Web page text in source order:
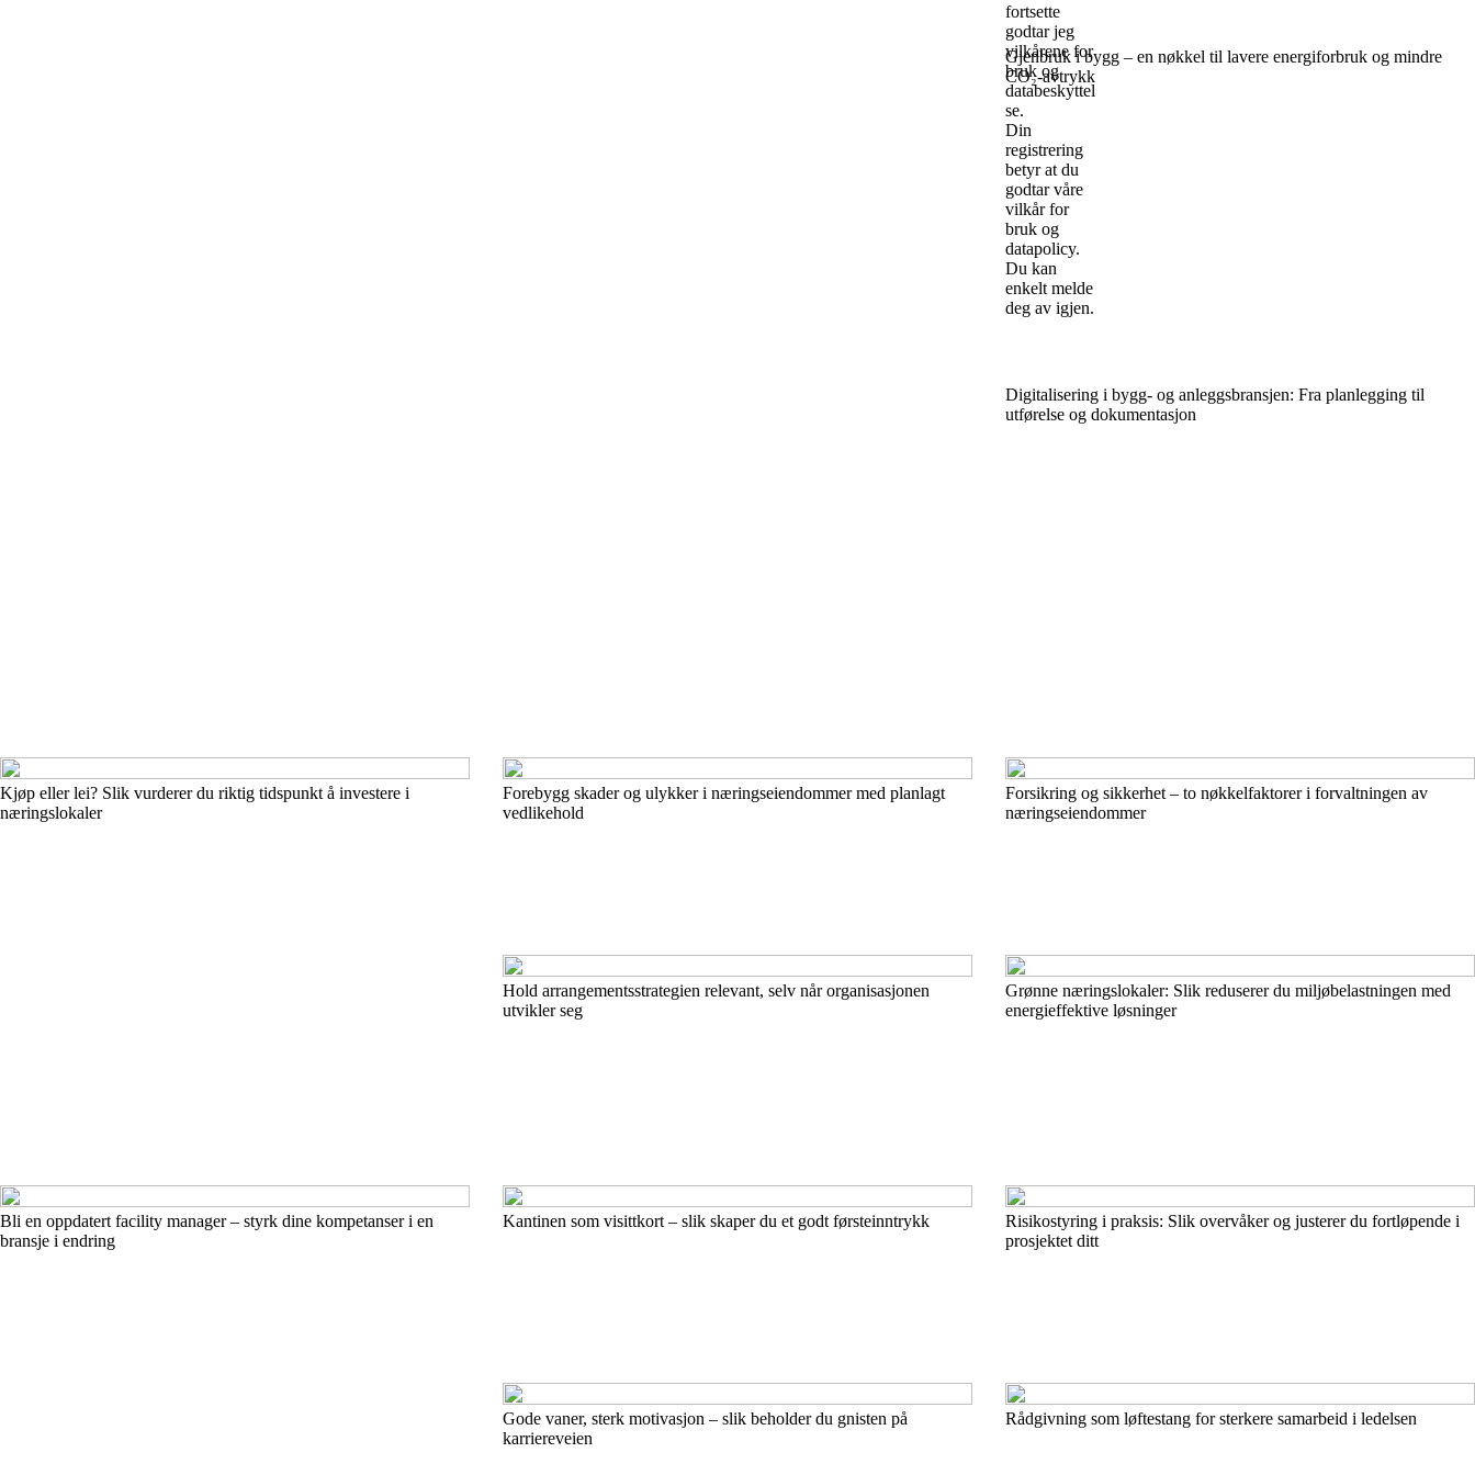
fortsette
godtar jeg
vilkårene for
bruk og
databeskyttel
se.
Din
registrering
betyr at du
godtar våre
vilkår for
bruk og
datapolicy.
Du kan
enkelt melde
deg av igjen.
Gjenbruk i bygg – en nøkkel til lavere energiforbruk og mindre
CO₂-avtrykk
Digitalisering i bygg- og anleggsbransjen: Fra planlegging til
utførelse og dokumentasjon
Kjøp eller lei? Slik vurderer du riktig tidspunkt å investere i
næringslokaler
Forebygg skader og ulykker i næringseiendommer med planlagt
vedlikehold
Hold arrangementsstrategien relevant, selv når organisasjonen
utvikler seg
Forsikring og sikkerhet – to nøkkelfaktorer i forvaltningen av
næringseiendommer
Grønne næringslokaler: Slik reduserer du miljøbelastningen med
energieffektive løsninger
Bli en oppdatert facility manager – styrk dine kompetanser i en
bransje i endring
Kantinen som visittkort – slik skaper du et godt førsteinntrykk
Gode vaner, sterk motivasjon – slik beholder du gnisten på
karriereveien
Risikostyring i praksis: Slik overvåker og justerer du fortløpende i
prosjektet ditt
Rådgivning som løftestang for sterkere samarbeid i ledelsen